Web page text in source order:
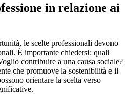
in relazione ai
le scelte professionali devono
È importante chiedersi: quali
contribuire a una causa sociale?
che promuove la sostenibilità e il
orientare la scelta verso